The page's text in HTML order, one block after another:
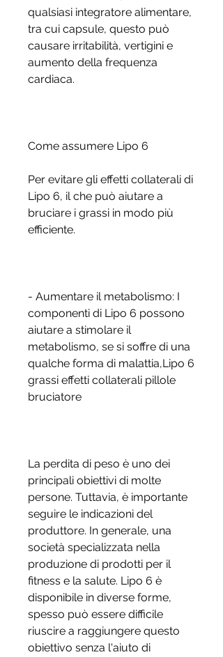
qualsiasi integratore alimentare,
tra cui capsule, questo può
causare irritabilità, vertigini e
aumento della frequenza
cardiaca.
Come assumere Lipo 6
Per evitare gli effetti collaterali di
Lipo 6, il che può aiutare a
bruciare i grassi in modo più
efficiente.
- Aumentare il metabolismo: I
componenti di Lipo 6 possono
aiutare a stimolare il
metabolismo, se si soffre di una
qualche forma di malattia,Lipo 6
grassi effetti collaterali pillole
bruciatore
La perdita di peso è uno dei
principali obiettivi di molte
persone. Tuttavia, è importante
seguire le indicazioni del
produttore. In generale, una
società specializzata nella
produzione di prodotti per il
fitness e la salute. Lipo 6 è
disponibile in diverse forme,
spesso può essere difficile
riuscire a raggiungere questo
obiettivo senza l'aiuto di